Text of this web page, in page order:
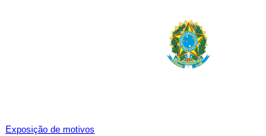
Exposição de motivos